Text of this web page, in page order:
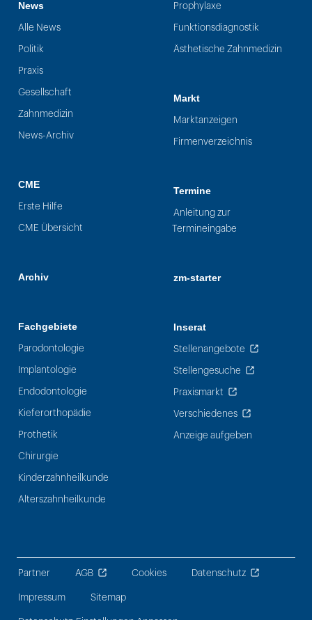
News
Alle News
Politik
Praxis
Gesellschaft
Zahnmedizin
News-Archiv
CME
Erste Hilfe
CME Übersicht
Archiv
Fachgebiete
Parodontologie
Implantologie
Endodontologie
Kieferorthopädie
Prothetik
Chirurgie
Kinderzahnheilkunde
Alterszahnheilkunde
Prophylaxe
Funktionsdiagnostik
Ästhetische Zahnmedizin
Markt
Marktanzeigen
Firmenverzeichnis
Termine
Anleitung zur
Termineingabe
zm-starter
Inserat
Stellenangebote
Stellengesuche
Praxismarkt
Verschiedenes
Anzeige aufgeben
Partner AGB Cookies Datenschutz
Impressum Sitemap